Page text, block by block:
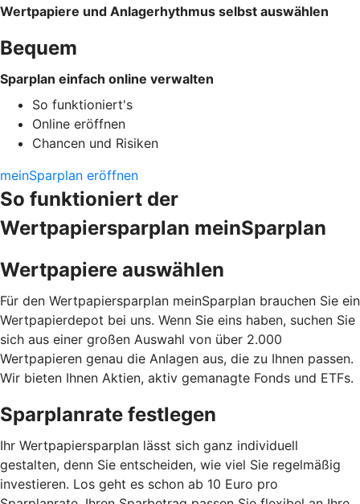
Wertpapiere und Anlagerhythmus selbst auswählen
Bequem
Sparplan einfach online verwalten
So funktioniert's
Online eröffnen
Chancen und Risiken
meinSparplan eröffnen
So funktioniert der
Wertpapiersparplan meinSparplan
Wertpapiere auswählen
Für den Wertpapiersparplan meinSparplan brauchen Sie ein
Wertpapierdepot bei uns. Wenn Sie eins haben, suchen Sie
sich aus einer großen Auswahl von über 2.000
Wertpapieren genau die Anlagen aus, die zu Ihnen passen.
Wir bieten Ihnen Aktien, aktiv gemanagte Fonds und ETFs.
Sparplanrate festlegen
Ihr Wertpapiersparplan lässt sich ganz individuell
gestalten, denn Sie entscheiden, wie viel Sie regelmäßig
investieren. Los geht es schon ab 10 Euro pro